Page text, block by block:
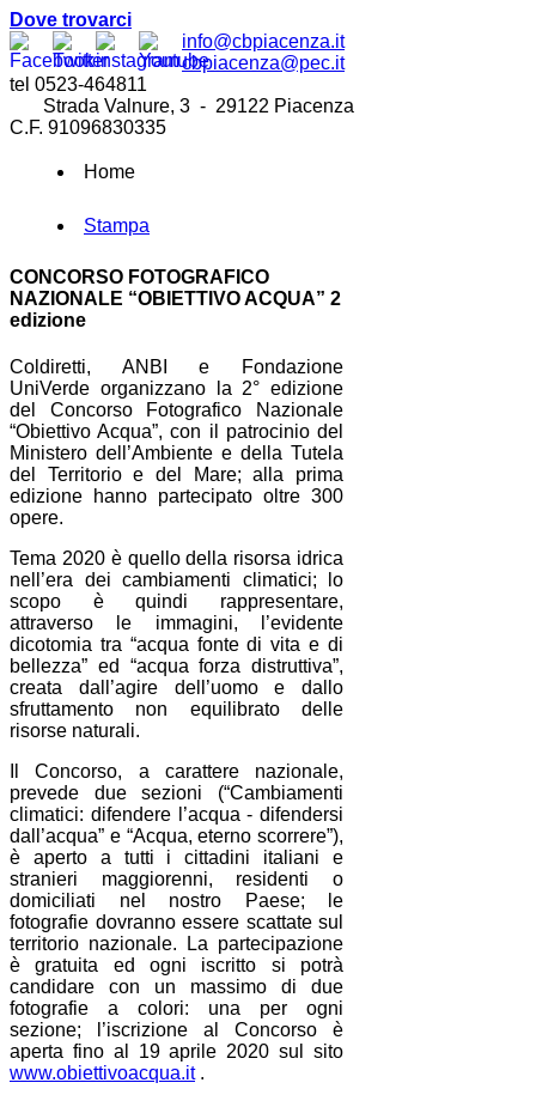
Dove trovarci
info@cbpiacenza.it
cbpiacenza@pec.it
tel 0523-464811
Strada Valnure, 3 - 29122 Piacenza
C.F. 91096830335
Home
Stampa
CONCORSO FOTOGRAFICO
NAZIONALE “OBIETTIVO ACQUA” 2
edizione
Coldiretti, ANBI e Fondazione
UniVerde organizzano la 2° edizione
del Concorso Fotografico Nazionale
“Obiettivo Acqua”, con il patrocinio del
Ministero dell’Ambiente e della Tutela
del Territorio e del Mare;alla prima
edizione hanno partecipato oltre 300
opere.
Tema 2020 è quello della risorsa idrica
nell’era dei cambiamenti climatici;
lo
scopo è quindi rappresentare,
attraverso le immagini, l’evidente
dicotomia tra “acqua fonte di vita e di
bellezza” ed “acqua forza distruttiva”,
creata dall’agire dell’uomo e dallo
sfruttamento non equilibrato delle
risorse naturali.
Il Concorso, a carattere nazionale,
prevede due sezioni (“Cambiamenti
climatici: difendere l’acqua - difendersi
dall’acqua” e “Acqua, eterno scorrere”),
è aperto a tutti i cittadini italiani e
stranieri maggiorenni, residenti o
domiciliati nel nostro Paese; le
fotografie dovranno essere scattate sul
territorio nazionale. La partecipazione
è gratuita ed ogni iscritto si potrà
candidare con un massimo di due
fotografie a colori: una per ogni
sezione; l’iscrizione al Concorso è
aperta fino al 19 aprile 2020 sul sito
www.obiettivoacqua.it.